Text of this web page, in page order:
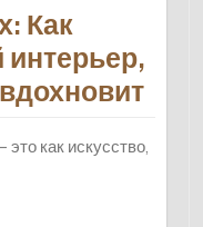
Как
интерьер,
как искусство,